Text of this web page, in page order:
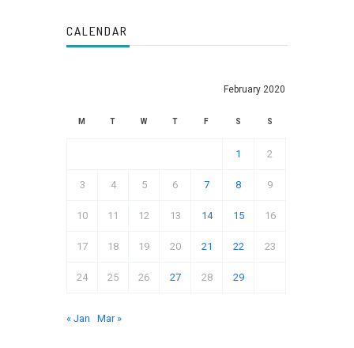
CALENDAR
February 2020
M T W T F S S
1 2
3 4 5 6 7 8 9
10 11 12 13 14 15 16
17 18 19 20 21 22 23
24 25 26 27 28 29
« Jan Mar »